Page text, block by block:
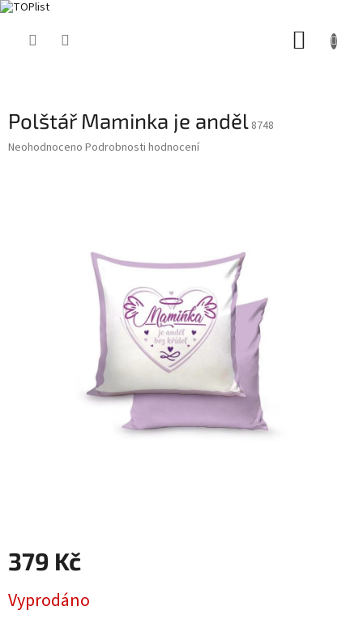
Polštář Maminka je anděl 8748
Průměrné
Neohodnoceno Podrobnosti hodnocení
379 Kč
cena:
Vyprodáno